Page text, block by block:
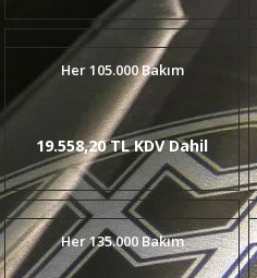
Her 105.000 Bakım
19.558,20 TL KDV Dahil
Her 135.000 Bakım